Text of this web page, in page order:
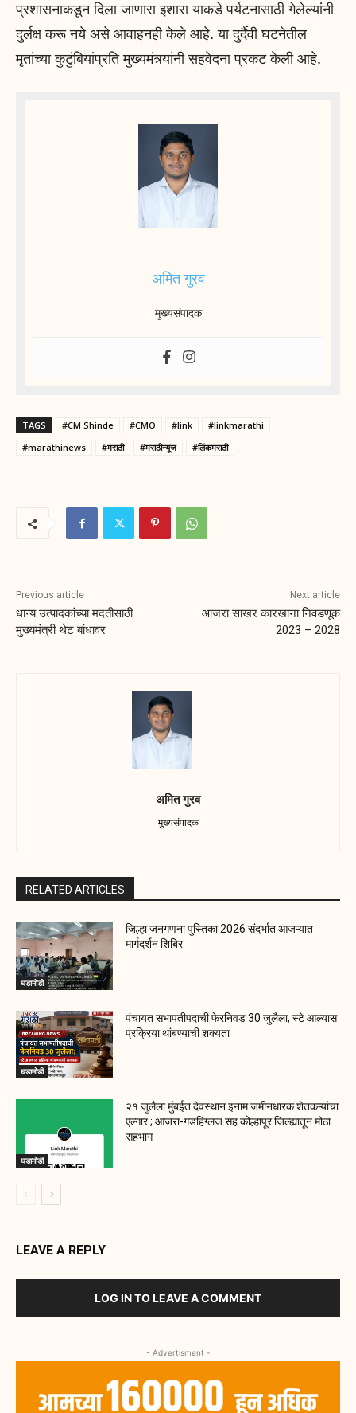
प्रशासनाकडून दिला जाणारा इशारा याकडे पर्यटनासाठी गेलेल्यांनी
दुर्लक्ष करू नये असे आवाहनही केले आहे. या दुर्दैवी घटनेतील
मृतांच्या कुटुंबियांप्रति मुख्यमंत्र्यांनी सहवेदना प्रकट केली आहे.
अमित गुरव
मुख्यसंपादक
TAGS #CM Shinde #CMO #link
#linkmarathi
#marathinews
#मराठी #मराठीन्यूज #लिंकमराठी
Previous article
धान्य उत्पादकांच्या मदतीसाठी
मुख्यमंत्री थेट बांधावर
Next article
आजरा साखर कारखाना निवडणूक
2023 – 2028
अमित गुरव
मुख्यसंपादक
RELATED ARTICLES
घडामोडी
जिल्हा जनगणना पुस्तिका 2026 संदर्भात आजऱ्यात
मार्गदर्शन शिबिर
घडामोडी
पंचायत सभापतीपदाची फेरनिवड 30 जुलैला; स्टे आल्यास
प्रक्रिया थांबण्याची शक्यता
घडामोडी
२१ जुलैला मुंबईत देवस्थान इनाम जमीनधारक शेतकऱ्यांचा
एल्गार ; आजरा-गडहिंग्लज सह कोल्हापूर जिल्ह्यातून मोठा
सहभाग
LEAVE A REPLY
LOG IN TO LEAVE A COMMENT
- Advertisment -